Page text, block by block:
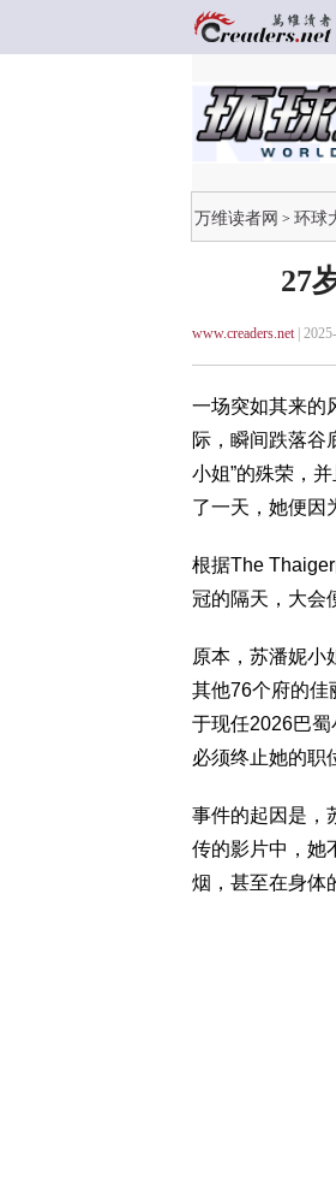
万维读者网 > 环球
27
www.creaders.net|
一场突如其来的
际，瞬间跌落谷
小姐”的殊荣，
了一天，她便因
根据The
冠的隔天，大会
原本，苏潘妮小
其他76个府的佳
于现任2026巴
必须终止她的职
事件的起因是，
传的影片中，她
烟，甚至在身体